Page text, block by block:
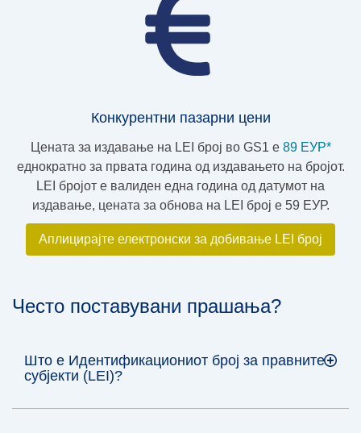
Конкурентни пазарни цени
Цената за издавање на LEI број во GS1 e 89 ЕУР*
еднократно за првата година од издавањето на бројот.
LEI бројот е валиден една година од датумот на
издавање, цената за обнова на LEI број е 59 ЕУР.
Аплицирајте електронски за добивање LEI број
Често поставувани прашања?
Што е Идентификациониот број за правните
субјекти (LEI)?